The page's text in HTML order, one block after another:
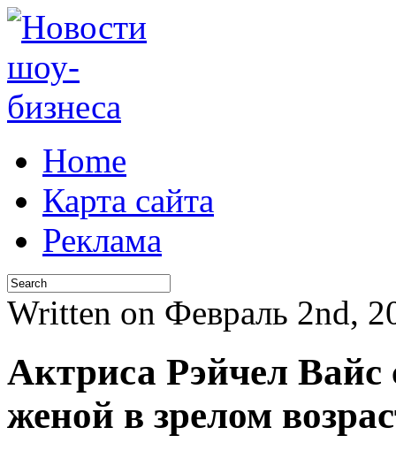
Home
Карта сайта
Реклама
Written on Февраль 2nd,
Актриса Рэйчел Вайс
женой в зрелом